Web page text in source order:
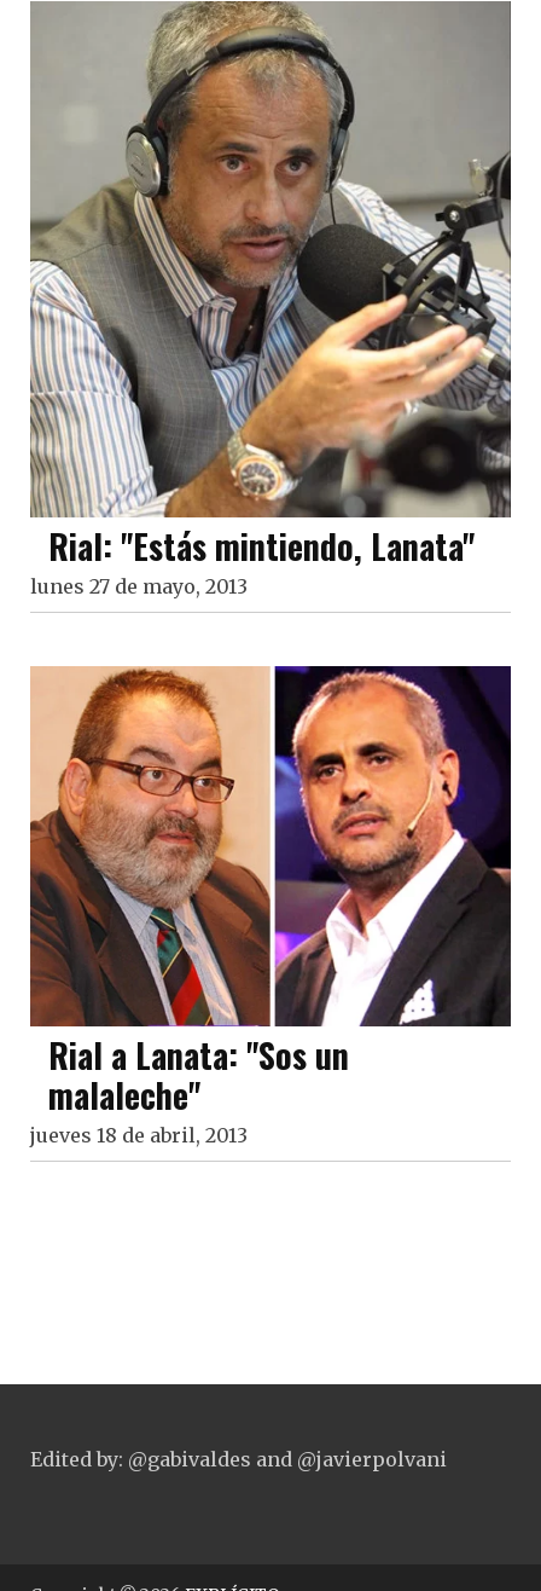
Rial: "Estás mintiendo, Lanata"
lunes 27 de mayo, 2013
Rial a Lanata: "Sos un
malaleche"
jueves 18 de abril, 2013
Edited by: @gabivaldes and @javierpolvani